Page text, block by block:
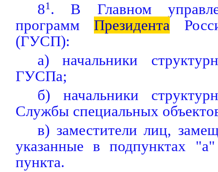
81 . В Главном
программ Президента
(ГУСП):
а) начальники
ГУСПа;
б) начальники
Службы специальных
в) заместители лиц,
указанные в подпунктах
пункта.